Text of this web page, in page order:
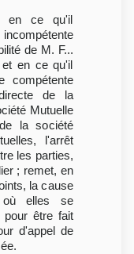
en ce qu'il
de M. F...
en ce qu'il
compétente
de la
Mutuelle
la société
l'arrêt
les parties,
; remet, en
la cause
elles se
pour être fait
d'appel de